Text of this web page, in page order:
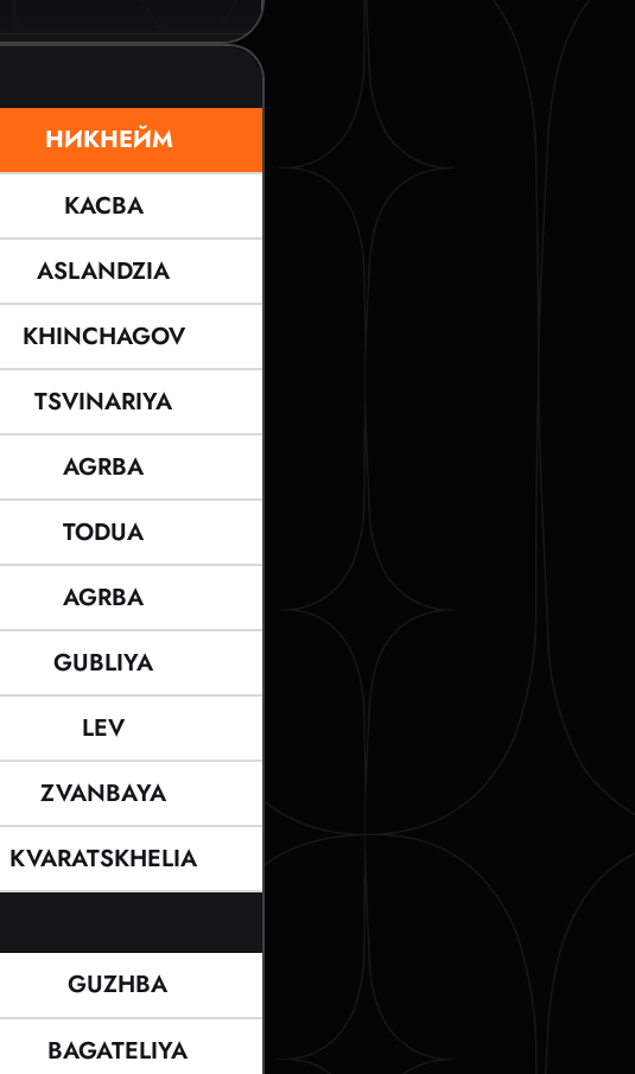
НИКНЕЙМ
KACBA
ASLANDZIA
KHINCHAGOV
TSVINARIYA
AGRBA
TODUA
AGRBA
GUBLIYA
LEV
ZVANBAYA
KVARATSKHELIA
GUZHBA
BAGATELIYA